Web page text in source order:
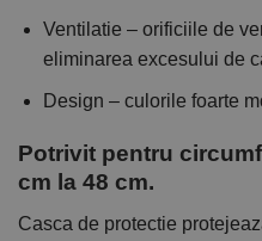
Ventilatie – orificiile de
eliminarea excesului de
Design – culorile foarte
Potrivit pentru
cm la 48 cm.
Casca de protectie